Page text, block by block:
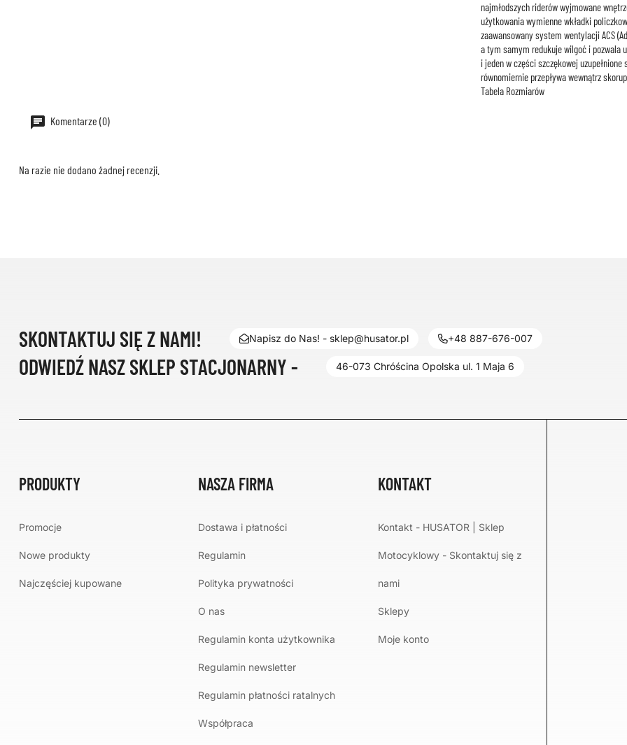
najmłodszych riderów wyjmowane
użytkowania wymienne wkładki
zaawansowany system wentylacji ACS
a tym samym redukuje wilgoć i pozwala
i jeden w części szczękowej
równomiernie przepływa wewnątrz
Tabela Rozmiarów
Komentarze (0)
Na razie nie dodano żadnej recenzji.
SKONTAKTUJ SIĘ Z NAMI! Napisz do Nas! - sklep@husator.pl +48 887-676-007
ODWIEDŹ NASZ SKLEP STACJONARNY - 46-073 Chróścina Opolska ul. 1 Maja 6
PRODUKTY
Promocje
Nowe produkty
Najczęściej kupowane
NASZA FIRMA
Dostawa i płatności
Regulamin
Polityka prywatności
O nas
Regulamin konta użytkownika
Regulamin newsletter
Regulamin płatności ratalnych
Współpraca
KONTAKT
Kontakt - HUSATOR | Sklep
Motocyklowy - Skontaktuj się z
nami
Sklepy
Moje konto